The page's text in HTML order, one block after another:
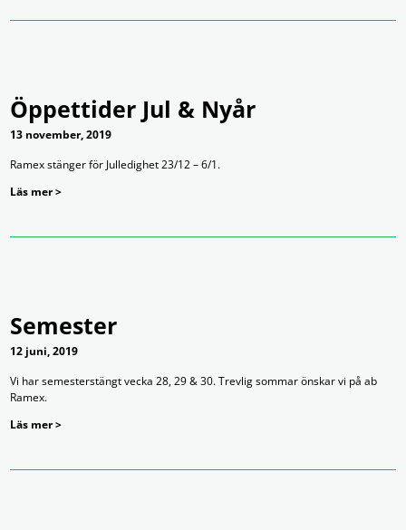
Öppettider Jul & Nyår
13 november, 2019
Ramex stänger för Julledighet 23/12 – 6/1.
Läs mer >
Semester
12 juni, 2019
Vi har semesterstängt vecka 28, 29 & 30. Trevlig sommar önskar vi på ab
Ramex.
Läs mer >